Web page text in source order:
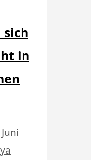
in